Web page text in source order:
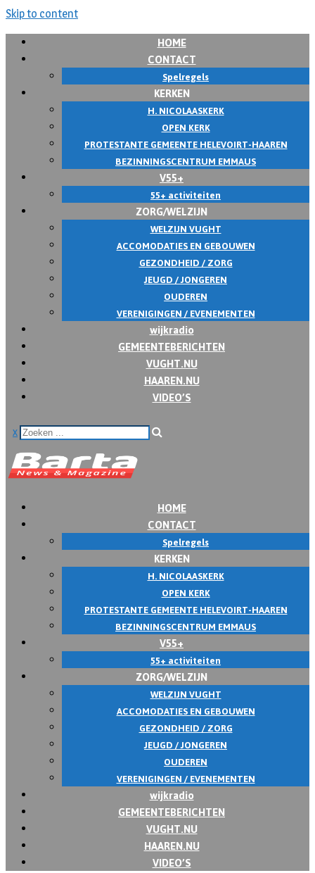
Skip to content
HOME
CONTACT
Spelregels
KERKEN
H. NICOLAASKERK
OPEN KERK
PROTESTANTE GEMEENTE HELEVOIRT-HAAREN
BEZINNINGSCENTRUM EMMAUS
V55+
55+ activiteiten
ZORG/WELZIJN
WELZIJN VUGHT
ACCOMODATIES EN GEBOUWEN
GEZONDHEID / ZORG
JEUGD / JONGEREN
OUDEREN
VERENIGINGEN / EVENEMENTEN
wijkradio
GEMEENTEBERICHTEN
VUGHT.NU
HAAREN.NU
VIDEO’S
x
HOME
CONTACT
Spelregels
KERKEN
H. NICOLAASKERK
OPEN KERK
PROTESTANTE GEMEENTE HELEVOIRT-HAAREN
BEZINNINGSCENTRUM EMMAUS
V55+
55+ activiteiten
ZORG/WELZIJN
WELZIJN VUGHT
ACCOMODATIES EN GEBOUWEN
GEZONDHEID / ZORG
JEUGD / JONGEREN
OUDEREN
VERENIGINGEN / EVENEMENTEN
wijkradio
GEMEENTEBERICHTEN
VUGHT.NU
HAAREN.NU
VIDEO’S